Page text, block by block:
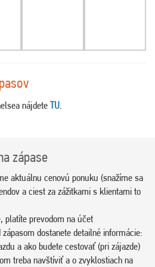
nájdete TU.
zápase
aktuálnu cenovú ponuku (snažíme sa
a ciest za zážitkami s klientami to
platíte prevodom na účet
dostanete detailné informácie:
a ako budete cestovať (pri zájazde)
treba navštíviť a o zvyklostiach na